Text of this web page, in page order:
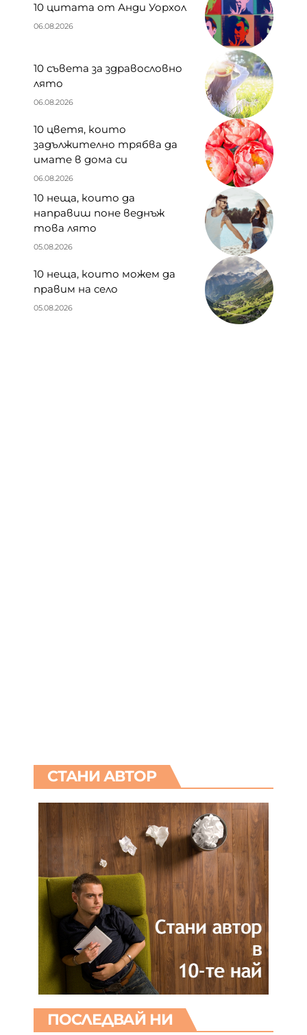
10 цитата от Анди Уорхол
06.08.2026
10 съвета за здравословно
лято
06.08.2026
10 цветя, които
задължително трябва да
имате в дома си
06.08.2026
10 неща, които да
направиш поне веднъж
това лято
05.08.2026
10 неща, които можем да
правим на село
05.08.2026
СТАНИ АВТОР
ПОСЛЕДВАЙ НИ